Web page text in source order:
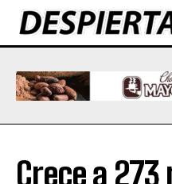
Crece a